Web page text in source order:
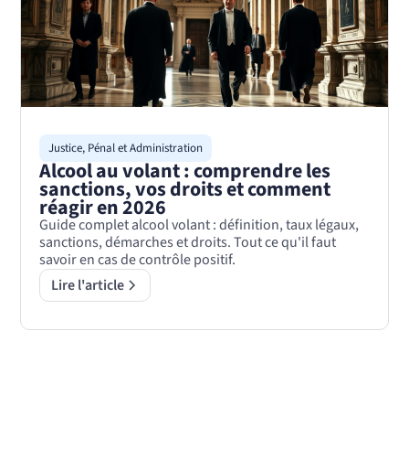
Justice, Pénal et Administration
Alcool au volant : comprendre les
sanctions, vos droits et comment
réagir en 2026
Guide complet alcool volant : définition, taux légaux,
sanctions, démarches et droits. Tout ce qu'il faut
savoir en cas de contrôle positif.
Lire l'article